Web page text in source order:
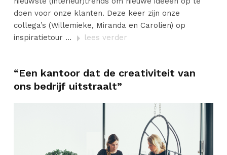
doen voor onze klanten. Deze keer zijn onze
collega’s (Willemieke, Miranda en Carolien) op
inspiratietour ...
lees verder
“Een kantoor dat de creativiteit van
ons bedrijf uitstraalt”